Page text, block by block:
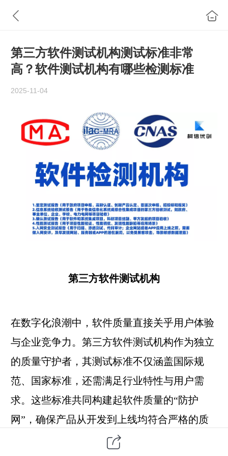
第三方软件测试机构测试标准非常
高？软件测试机构有哪些检测标准
2025-11-04
第三方软件测试机构
在数字化浪潮中，软件质量直接关乎用户体验
与企业竞争力。 第三方软件测试机构作为独立
的质量守护者，其测试标准不仅涵盖国际规
范、国家标准，还需满足行业特性与用户需
求。这些标准共同构建起软件质量的“防护
网”，确保产品从开发到上线均符合严格的质